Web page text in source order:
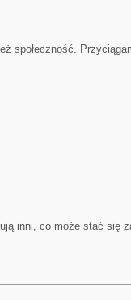
społeczność.
inni, co może stać się